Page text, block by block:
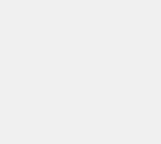
海景大厦B座10楼4&6室
号太子工业大厦15楼B室
利嘉工业大厦9楼CD室
号捷景工业大厦3楼A室
辉工业大厦一楼C室
号美嘉工业大厦5楼A室